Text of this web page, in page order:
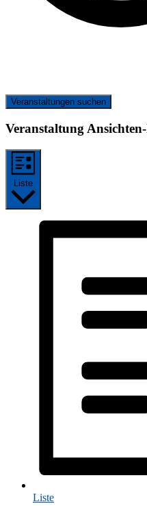
Veranstaltungen suchen
Veranstaltung
Liste
Liste